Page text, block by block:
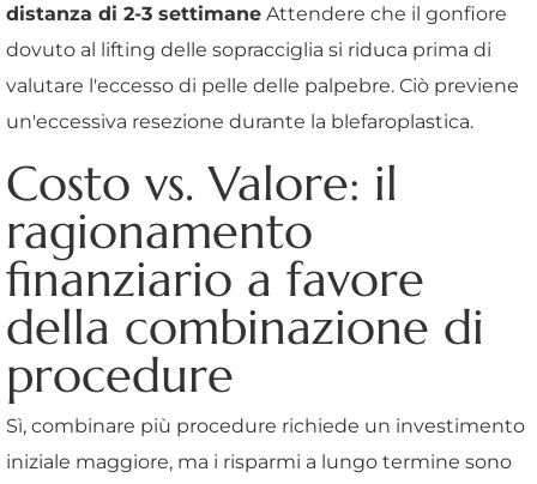
distanza di 2-3 settimane Attendere che il gonfiore
dovuto al lifting delle sopracciglia si riduca prima di
valutare l'eccesso di pelle delle palpebre. Ciò previene
un'eccessiva resezione durante la blefaroplastica.
Costo vs. Valore: il
ragionamento
finanziario a favore
della combinazione di
procedure
Sì, combinare più procedure richiede un investimento
iniziale maggiore, ma i risparmi a lungo termine sono